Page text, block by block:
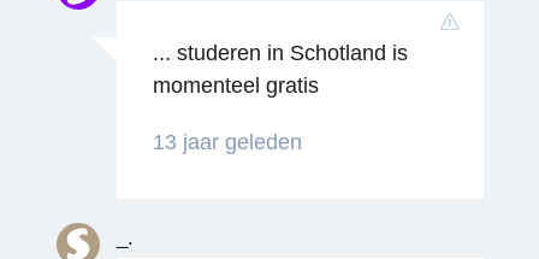
... studeren in Schotland is
momenteel gratis
13 jaar geleden
_.